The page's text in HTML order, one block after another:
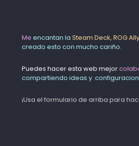
Me encantan la Steam Deck, ROG Ally
creado esto con mucho cariño.
Puedes hacer esta web mejor
compartiendo ideas y .
¡Usa el formulario de arriba para